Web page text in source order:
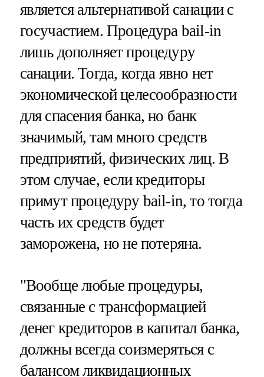
является альтернативой санации с
госучастием. Процедура bail-in
лишь дополняет процедуру
санации. Тогда, когда явно нет
экономической целесообразности
для спасения банка, но банк
значимый, там много средств
предприятий, физических лиц. В
этом случае, если кредиторы
примут процедуру bail-in, то тогда
часть их средств будет
заморожена, но не потеряна.
"Вообще любые процедуры,
связанные с трансформацией
денег кредиторов в капитал банка,
должны всегда соизмеряться с
балансом ликвидационных